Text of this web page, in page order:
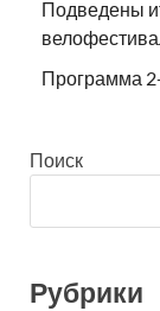
Подведены
Программа
Поиск
Рубрики